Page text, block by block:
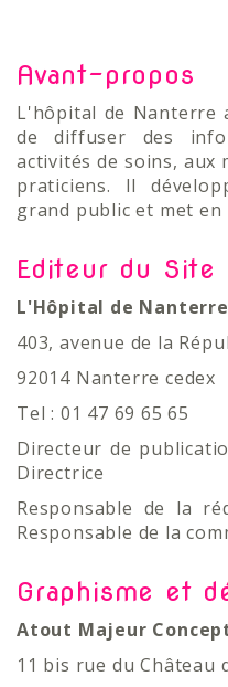
Avant-propos
L'hôpital de Nanterre
de diffuser des
activités de soins, aux
praticiens. Il
grand public et met
Editeur du Site
L'Hôpital de Nanterre
403, avenue de la
92014 Nanterre cedex
Tel : 01 47 69 65 65
Directeur de
Directrice
Responsable de la
Responsable de la
Graphisme et
Atout Majeur
11 bis rue du Château